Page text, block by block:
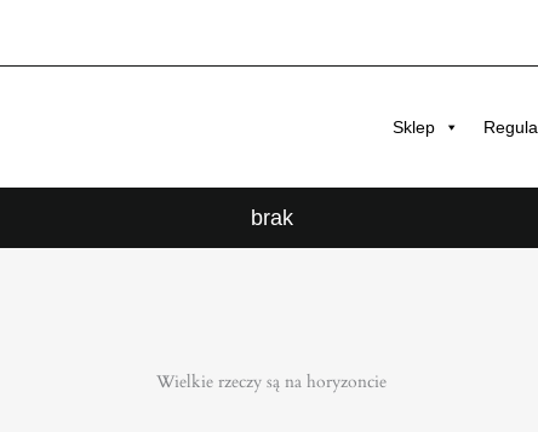
Sklep
brak
Wielkie rzeczy są na horyzoncie